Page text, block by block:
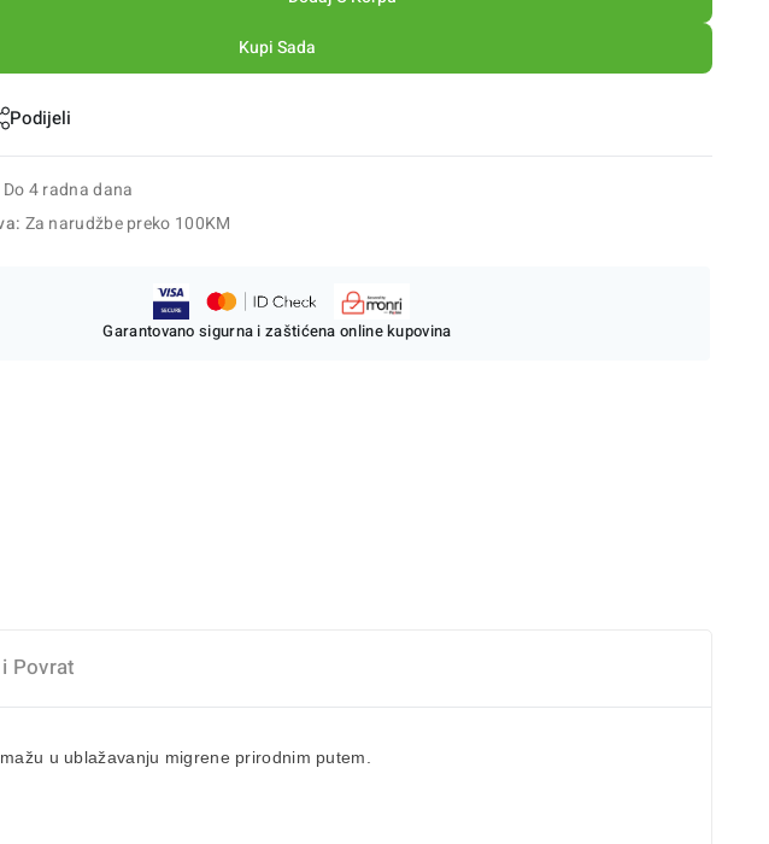
Kupi Sada
Podijeli
Do 4 radna dana
Za narudžbe preko 100KM
Garantovano sigurna i zaštićena online kupovina
Povrat
u ublažavanju migrene prirodnim putem.